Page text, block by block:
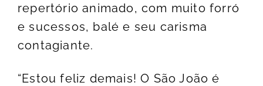
repertório animado, com muito forró
e sucessos, balé e seu carisma
contagiante.
“Estou feliz demais! O São João é